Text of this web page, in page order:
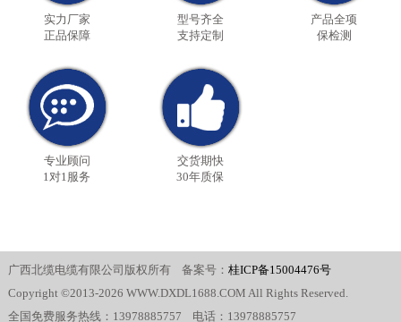
实力厂家
正品保障
型号齐全
支持定制
产品全项
保检测
专业顾问
1对1服务
交货期快
30年质保
广西北缆电缆有限公司版权所有 备案号： 桂ICP备15004476号
Copyright ©2013-2026 WWW.DXDL1688.COM All Rights Reserved.
全国免费服务热线：13978885757 电话：13978885757